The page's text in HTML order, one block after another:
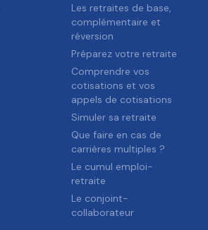
Les retraites de base,
complémentaire et
réversion
Préparez votre retraite
Comprendre vos
cotisations et vos
appels de cotisations
Simuler sa retraite
Que faire en cas de
carrières multiples ?
Le cumul emploi-
retraite
Le conjoint-
collaborateur